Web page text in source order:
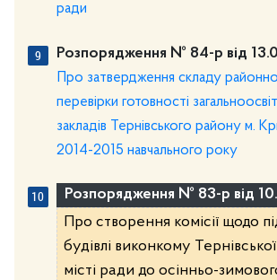
ради
Розпорядження № 84-р від
Про затвердження складу районної
перевірки готовності
закладів Тернівського району м.
2014-2015 навчального року
Розпорядження № 83-р від
Про створення комісії щодо
будівлі виконкому
місті ради до осінньо-